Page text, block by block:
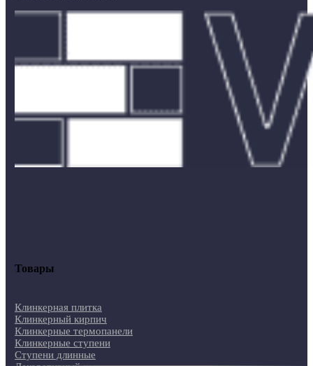
Товары
Клинкерная плитка
Клинкерный кирпич
Клинкерные термопанели
Клинкерные ступени
Ступени длинные